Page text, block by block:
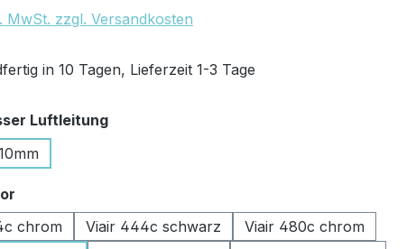
MwSt. zzgl. Versandkosten
in 10 Tagen, Lieferzeit 1-3 Tage
Luftleitungauswählen
chrom
Viair 444c schwarz
Viair 480c chrom